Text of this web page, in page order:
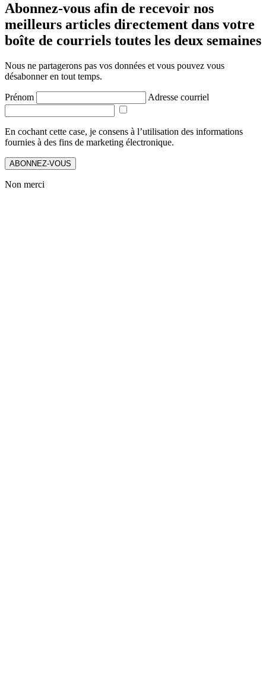
Abonnez-vous afin de recevoir nos
meilleurs articles directement dans votre
boîte de courriels toutes les deux semaines
Nous ne partagerons pas vos données et vous pouvez vous
désabonner en tout temps.
Prénom Adresse courriel
En cochant cette case, je consens à l’utilisation des informations
fournies à des fins de marketing électronique.
ABONNEZ-VOUS
Non merci